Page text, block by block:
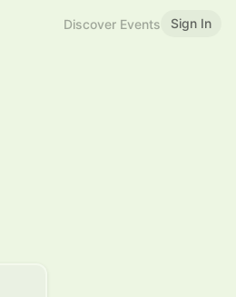
Discover Events Sign In